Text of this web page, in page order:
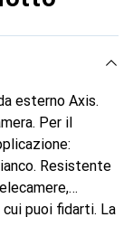
esterno Axis.
Per il
Resistente
puoi fidarti. La